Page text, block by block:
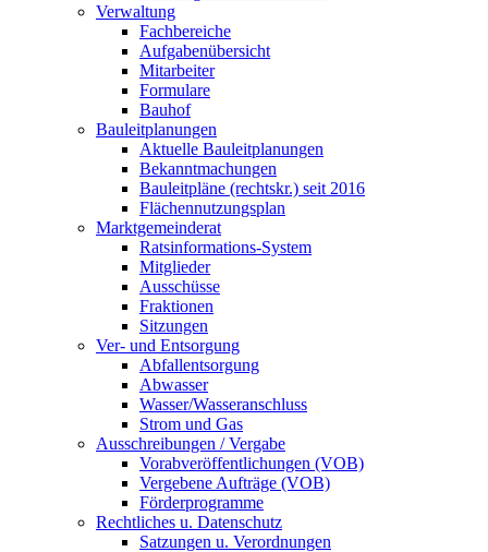
Verwaltung
Fachbereiche
Aufgabenübersicht
Mitarbeiter
Formulare
Bauhof
Bauleitplanungen
Aktuelle Bauleitplanungen
Bekanntmachungen
Bauleitpläne (rechtskr.) seit 2016
Flächennutzungsplan
Marktgemeinderat
Ratsinformations-System
Mitglieder
Ausschüsse
Fraktionen
Sitzungen
Ver- und Entsorgung
Abfallentsorgung
Abwasser
Wasser/Wasseranschluss
Strom und Gas
Ausschreibungen / Vergabe
Vorabveröffentlichungen (VOB)
Vergebene Aufträge (VOB)
Förderprogramme
Rechtliches u. Datenschutz
Satzungen u. Verordnungen